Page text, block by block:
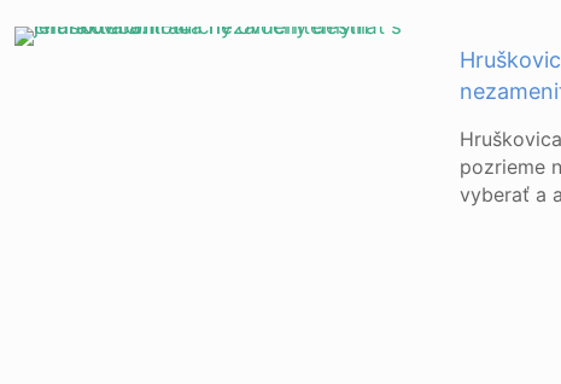
pozrieme
vyberať a